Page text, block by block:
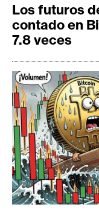
Los futuros
contado en
7.8 veces